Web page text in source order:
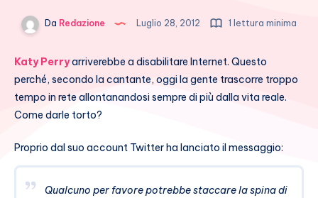
Da Redazione Luglio 28, 2012 1 lettura minima
Katy Perryarriverebbe a disabilitare Internet. Questo
perché, secondo la cantante, oggi la gente trascorre troppo
tempo in rete allontanandosi sempre di più dalla vita reale.
Come darle torto?
Proprio dal suo account Twitter ha lanciato il messaggio:
Qualcuno per favore potrebbe staccare la spina di